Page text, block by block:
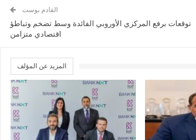
القادم بوست
توقعات برفع المركزي الأوروبي الفائدة وسط تضخم وتباطؤ
اقتصادي متزامن
المزيد عن المؤلف